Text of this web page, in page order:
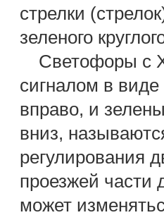
стрелки
зеленого
Светофоры с
сигналом в
вправо, и
вниз,
регулирования
проезжей части
может